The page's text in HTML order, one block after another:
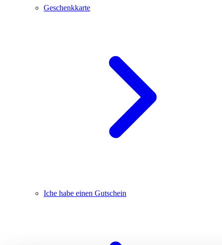
Geschenkkarte
Iche habe einen Gutschein